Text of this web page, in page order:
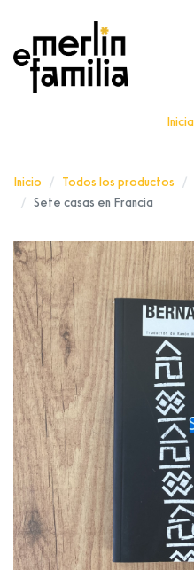
Inicio Todos los productos
Sete casas en Francia